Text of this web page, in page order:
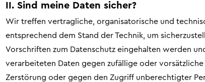
II. Sind meine Daten sicher?
Wir treffen vertragliche, organisatorische und
entsprechend dem Stand der Technik, um
Vorschriften zum Datenschutz eingehalten werden
verarbeiteten Daten gegen zufällige oder vorsätzliche
Zerstörung oder gegen den Zugriff unberechtigter